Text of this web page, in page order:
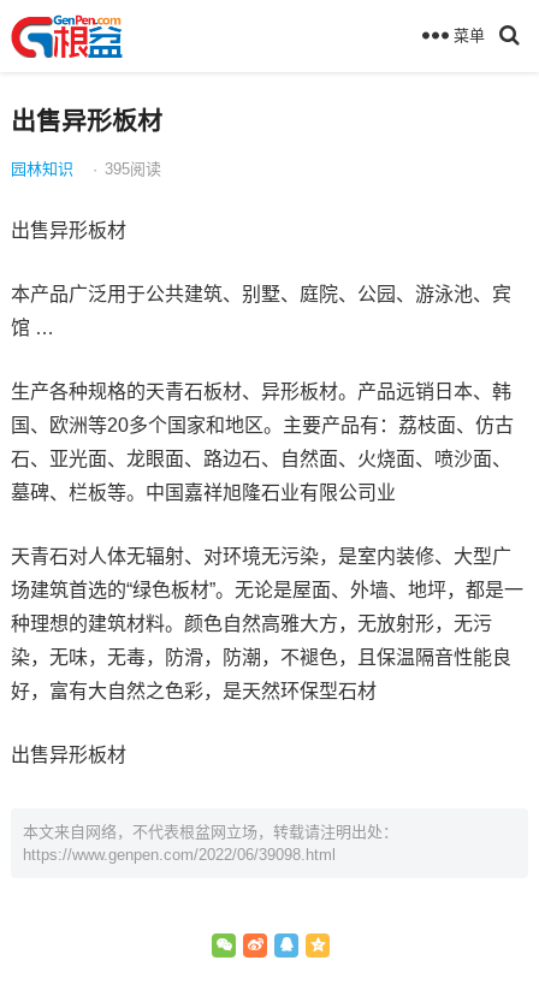
菜单
出售异形板材
园林知识 · 395阅读
出售异形板材
本产品广泛用于公共建筑、别墅、庭院、公园、游泳池、宾
馆 …
生产各种规格的天青石板材、异形板材。产品远销日本、韩
国、欧洲等20多个国家和地区。主要产品有：荔枝面、仿古
石、亚光面、龙眼面、路边石、自然面、火烧面、喷沙面、
墓碑、栏板等。中国嘉祥旭隆石业有限公司业
天青石对人体无辐射、对环境无污染，是室内装修、大型广
场建筑首选的“绿色板材”。无论是屋面、外墙、地坪，都是一
种理想的建筑材料。颜色自然高雅大方，无放射形，无污
染，无味，无毒，防滑，防潮，不褪色，且保温隔音性能良
好，富有大自然之色彩，是天然环保型石材
出售异形板材
本文来自网络，不代表根盆网立场，转载请注明出处：
https://www.genpen.com/2022/06/39098.html